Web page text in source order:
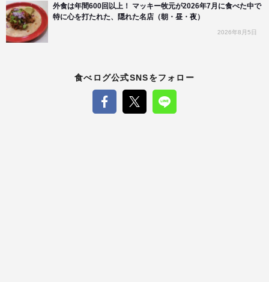
外食は年間600回以上！ マッキー牧元が2026年7月に食べた中で
特に心を打たれた、隠れた名店（朝・昼・夜）
2026年8月5日
食べログ公式SNSをフォロー